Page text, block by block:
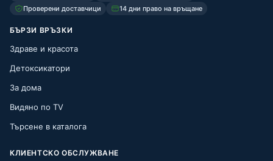
Проверени доставчици
14 дни право на връщане
БЪРЗИ ВРЪЗКИ
Здраве и красота
Детоксикатори
За дома
Видяно по TV
Търсене в каталога
КЛИЕНТСКО ОБСЛУЖВАНЕ